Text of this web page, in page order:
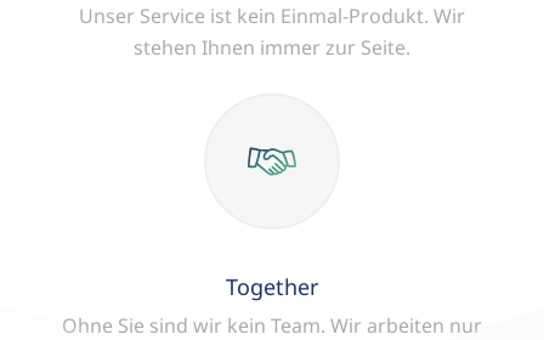
Unser Service ist kein Einmal-Produkt. Wir
stehen Ihnen immer zur Seite.
Together
Ohne Sie sind wir kein Team. Wir arbeiten nur